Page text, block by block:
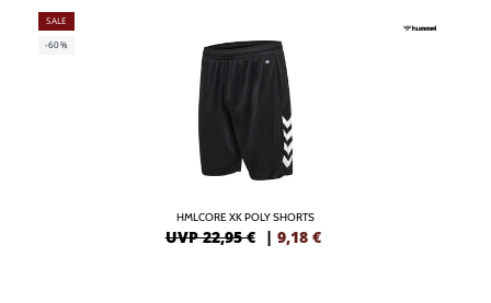
SALE
-60%
HMLCORE XK POLY SHORTS
UVP 22,95 € | 9,18 €